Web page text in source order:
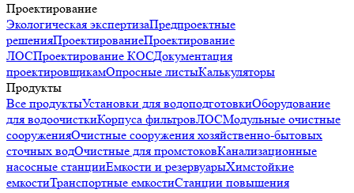
Проектирование
Экологическая экспертизаПредпроектные
решенияПроектированиеПроектирование
ЛОСПроектирование КОСДокументация
проектировщикамОпросные листыКалькуляторы
Продукты
Все продуктыУстановки для водоподготовкиОборудование
для водоочисткиКорпуса фильтровЛОСМодульные очистные
сооруженияОчистные сооружения хозяйственно-бытовых
сточных водОчистные для промстоковКанализационные
насосные станцииЕмкости и резервуарыХимстойкие
емкостиТранспортные емкостиСтанции повышения